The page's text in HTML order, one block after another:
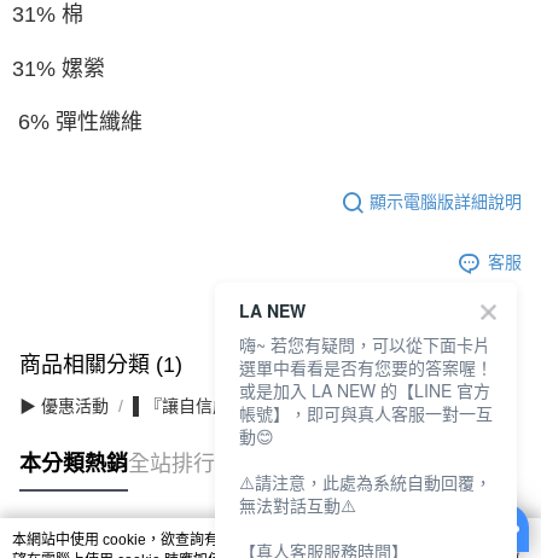
31% 棉
31% 嫘縈
6% 彈性纖維
顯示電腦版詳細說明
客服
商品相關分類 (1)
▶ 優惠活動 ▌『讓自信成為日常』滿件最高3折
本分類熱銷全站排行
本網站中使用 cookie，欲查詢有關本網站使用 cookie 方式之詳情，及若您不希
LA NEW
嗨~ 若您有疑問，可以從下面卡片
選單中看看是否有您要的答案喔！
或是加入 LA NEW 的【LINE 官方
帳號】，即可與真人客服一對一互
動😊
⚠️請注意，此處為系統自動回覆，
無法對話互動⚠️
【真人客服服務時間】